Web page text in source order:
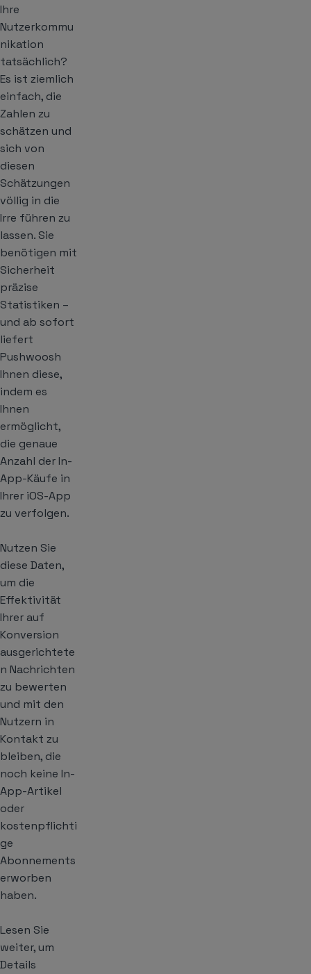
Ihre
Nutzerkommu
nikation
tatsächlich?
Es ist ziemlich
einfach, die
Zahlen zu
schätzen und
sich von
diesen
Schätzungen
völlig in die
Irre führen zu
lassen. Sie
benötigen mit
Sicherheit
präzise
Statistiken –
und ab sofort
liefert
Pushwoosh
Ihnen diese,
indem es
Ihnen
ermöglicht,
die genaue
Anzahl der In-
App-Käufe in
Ihrer iOS-App
zu verfolgen.
Nutzen Sie
diese Daten,
um die
Effektivität
Ihrer auf
Konversion
ausgerichtete
n Nachrichten
zu bewerten
und mit den
Nutzern in
Kontakt zu
bleiben, die
noch keine In-
App-Artikel
oder
kostenpflichti
ge
Abonnements
erworben
haben.
Lesen Sie
weiter, um
Details